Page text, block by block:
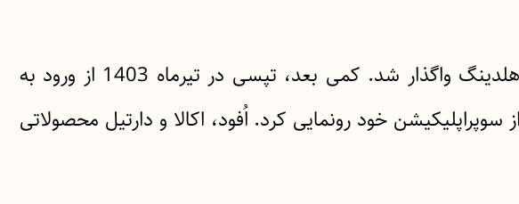
در بهمن 1403 با سرمایه‌گذاری گروه صنعتی گلرنگ، 70 درصد سهام تپسی به این هلدینگ واگذار شد. کمی بعد، تپسی در تیرماه 1403 از ورود به
خود رونمایی کرد. اُفود، اکالا و دارتیل محصولاتی